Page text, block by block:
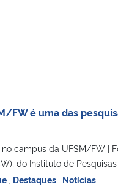
FW é uma das
campus da UFSM/FW |
do Instituto de
Destaques Notícias